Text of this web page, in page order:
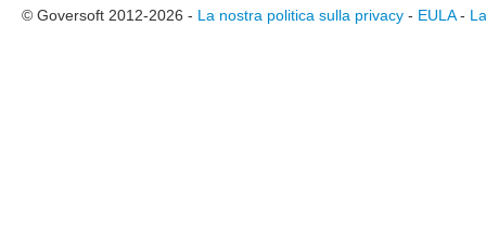
© Goversoft 2012-2026 - La nostra politica sulla privacy - EULA-